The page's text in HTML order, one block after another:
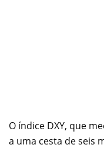
O índice DXY, que
a uma cesta de seis